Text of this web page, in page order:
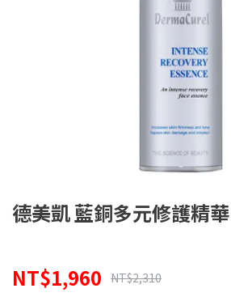
德美凱 藍銅多元修護精
NT$1,960 NT$2,310